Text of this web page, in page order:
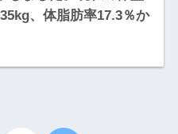
、体脂肪率17.3％か